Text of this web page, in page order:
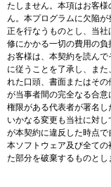
たしません。本項はお客
ん。本プログラムに欠陥
正を行なうものとし、当
修にかかる一切の費用の負
お客様は、本契約を読ん
に従うことを了承し、ま
れた口頭、書面またはそ
が当事者間の完全なる合
権限がある代表者が署名
いかなる変更も当社に対
が本契約に違反した時点
本ソフトウェア及び全て
た部分を破棄するものとし